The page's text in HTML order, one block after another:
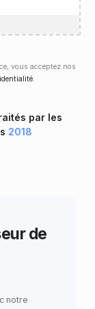
vous acceptez nos
.
par les
2018
de
notre